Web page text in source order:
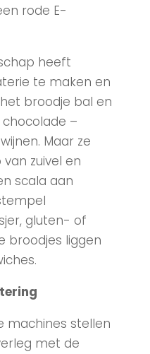
rode E-
heeft
te maken en
broodje bal en
–
Maar ze
zuivel en
scala aan
gluten- of
broodjes liggen
machines stellen
met de